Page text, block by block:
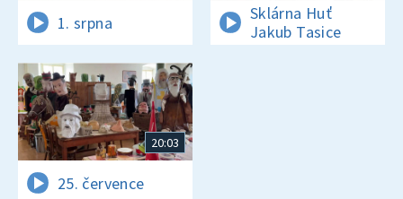
1. srpna
Sklárna Huť
Jakub Tasice
20:03
25. července